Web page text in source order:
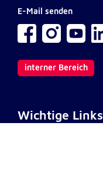
E-Mail senden
interner Bereich
Wichtige Links